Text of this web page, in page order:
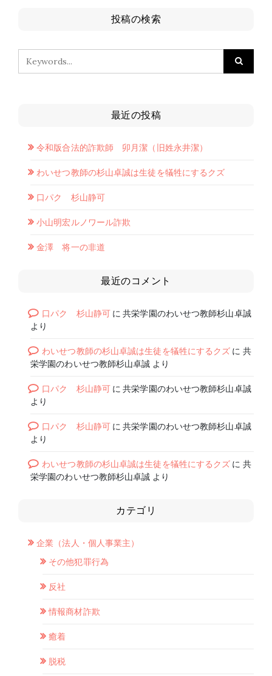
投稿の検索
最近の投稿
令和版合法的詐欺師 卯月潔（旧姓永井潔）
わいせつ教師の杉山卓誠は生徒を犠牲にするクズ
口パク 杉山静可
小山明宏ルノワール詐欺
金澤 将一の非道
最近のコメント
口パク 杉山静可に共栄学園のわいせつ教師杉山卓誠
より
わいせつ教師の杉山卓誠は生徒を犠牲にするクズ に 共
栄学園のわいせつ教師杉山卓誠 より
口パク 杉山静可に共栄学園のわいせつ教師杉山卓誠
より
口パク 杉山静可に共栄学園のわいせつ教師杉山卓誠
より
わいせつ教師の杉山卓誠は生徒を犠牲にするクズ に 共
栄学園のわいせつ教師杉山卓誠 より
カテゴリ
企業（法人・個人事業主）
その他犯罪行為
反社
情報商材詐欺
癒着
脱税